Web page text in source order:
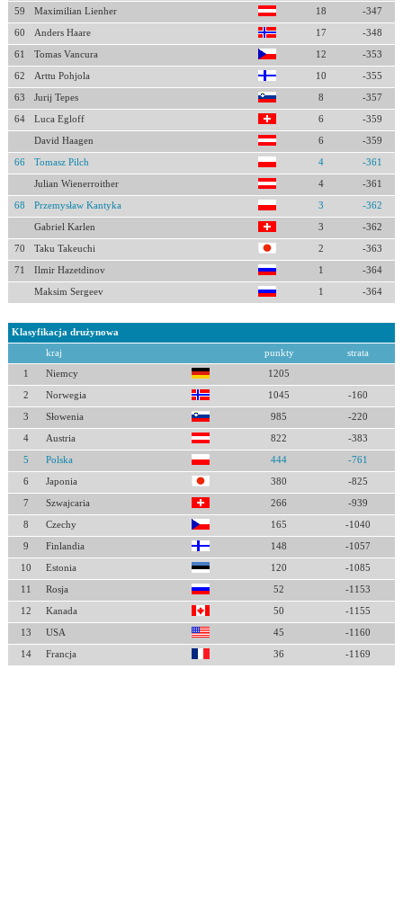
59 Maximilian Lienher 18 -347
60 Anders Haare 17 -348
61 Tomas Vancura 12 -353
62 Arttu Pohjola 10 -355
63 Jurij Tepes 8 -357
64 Luca Egloff 6 -359
David Haagen 6 -359
66 Tomasz Pilch 4 -361
Julian Wienerroither 4 -361
68 Przemysław Kantyka 3 -362
Gabriel Karlen 3 -362
70 Taku Takeuchi 2 -363
71 Ilmir Hazetdinov 1 -364
Maksim Sergeev 1 -364
Klasyfikacja drużynowa
kraj punkty strata
1 Niemcy 1205
2 Norwegia 1045 -160
3 Słowenia 985 -220
4 Austria 822 -383
5 Polska 444 -761
6 Japonia 380 -825
7 Szwajcaria 266 -939
8 Czechy 165 -1040
9 Finlandia 148 -1057
10 Estonia 120 -1085
11 Rosja 52 -1153
12 Kanada 50 -1155
13 USA 45 -1160
14 Francja 36 -1169